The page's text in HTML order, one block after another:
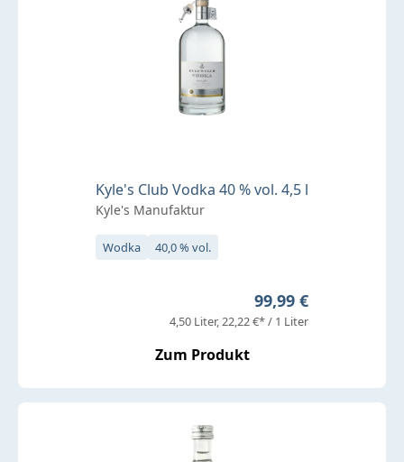
Kyle's Club Vodka 40 % vol. 4,5 l
Kyle's Manufaktur
Wodka 40,0 % vol.
Regulärer Preis:
99,99 €
4,50 Liter 22,22 €* / 1 Liter
Zum Produkt